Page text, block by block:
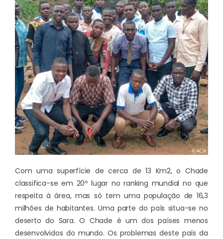
Com uma superfície de cerca de 13 Km2, o Chade
classifica-se em 20º lugar no ranking mundial no que
respeita à área, mas só tem uma população de 16,3
milhões de habitantes. Uma parte do país situa-se no
deserto do Sara. O Chade é um dos países menos
desenvolvidos do mundo. Os problemas deste país da